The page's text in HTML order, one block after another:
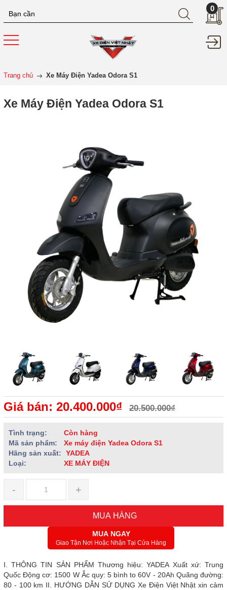
0
Trang chủ Xe Máy Điện Yadea Odora S1
Xe Máy Điện Yadea Odora S1
Giá bán: 20.400.000₫ 20.500.000₫
Tình trạng:
Còn hàng
Mã sản phẩm:
Xe máy điện Yadea Odora S1
Hãng sản xuất:
YADEA
Loại:
XE MÁY ĐIỆN
- +
MUA HÀNG
MUA NGAY
Giao Tận Nơi Hoặc Nhận Tại Cửa Hàng
I. THÔNG TIN SẢN PHẨM Thương hiệu: YADEA Xuất xứ: Trung
Quốc Động cơ: 1500 W Ắc quy: 5 bình to 60V - 20Ah Quãng đường:
80 - 100 km II. HƯỚNG DẪN SỬ DỤNG Xe Điện Việt Nhật xin cảm